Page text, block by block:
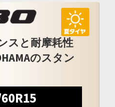
スと耐摩耗性
のスタン